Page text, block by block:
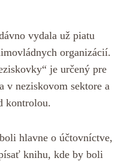
vydala už piatu
organizácií.
je určený pre
v neziskovom sektore a
kontrolou.
hlavne o účtovníctve,
knihu, kde by boli